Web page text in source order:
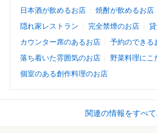
日本酒が飲めるお店
焼酎が飲めるお店
隠れ家レストラン
完全禁煙のお店
カウンター席のあるお店
予約のできる
落ち着いた雰囲気のお店
野菜料理にこ
個室のある創作料理のお店
関連の情報をすべ